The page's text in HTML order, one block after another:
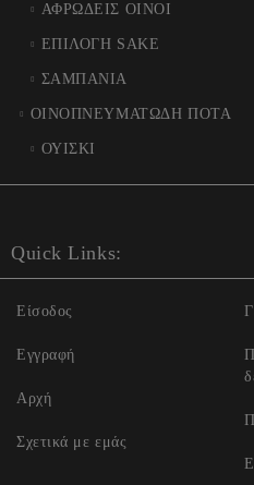
ΑΦΡΩΔΕΙΣ ΟΙΝΟΙ
ΕΠΙΛΟΓΗ SAKE
ΣΑΜΠΑΝΙΑ
ΟΙΝΟΠΝΕΥΜΑΤΩΔΗ ΠΟΤΑ
ΟΥΙΣΚΙ
Quick Links:
Είσοδος
Εγγραφή
Αρχή
Σχετικά με εμάς